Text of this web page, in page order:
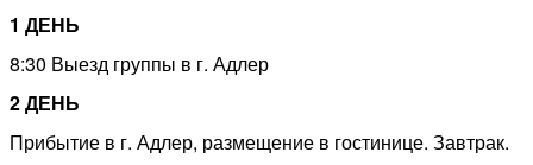
1 ДЕНЬ
8:30 Выезд группы в г. Адлер
2 ДЕНЬ
Прибытие в г. Адлер, размещение в гостинице. Завтрак.